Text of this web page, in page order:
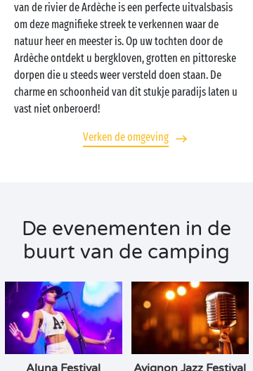
van de rivier de Ardèche is een perfecte uitvalsbasis
om deze magnifieke streek te verkennen waar de
natuur heer en meester is. Op uw tochten door de
Ardèche ontdekt u bergkloven, grotten en pittoreske
dorpen die u steeds weer versteld doen staan. De
charme en schoonheid van dit stukje paradijs laten u
vast niet onberoerd!
Verken de omgeving
De evenementen in de
buurt van de camping